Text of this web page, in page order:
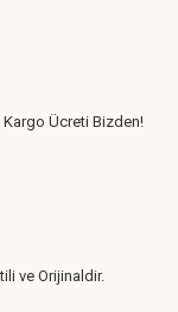
Kargo Ücreti Bizden!
ve Orijinaldir.